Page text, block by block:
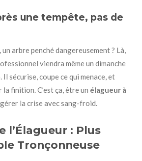
une tempête, pas de
arbre penché dangereusement ? Là,
viendra même un dimanche
sécurise, coupe ce qui menace, et
finition. C’est ça, être un élagueur à
la crise avec sang-froid.
l’Élagueur : Plus
Tronçonneuse